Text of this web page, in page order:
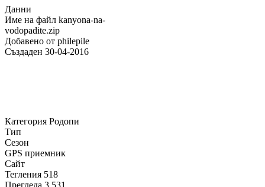
Данни
Име на файл kanyona-na-
vodopadite.zip
Добавено от philepile
Създаден 30-04-2016
Категория Родопи
Тип
Сезон
GPS приемник
Сайт
Тегления 518
Прегледа 3 531